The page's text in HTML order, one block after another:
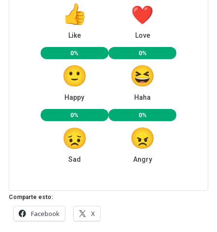
Like Love
0%
Happy
0%
Haha
0%
Sad
0%
Angry
Comparte esto:
Facebook X